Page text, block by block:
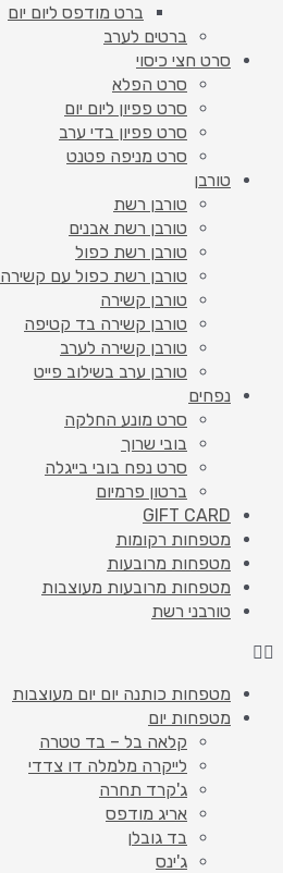
ברט מודפס ליום יום
ברטים לערב
סרט חצי כיסוי
סרט הפלא
סרט פפיון ליום יום
סרט פפיון בדי ערב
סרט מניפה פטנט
טורבן
טורבן רשת
טורבן רשת אבנים
טורבן רשת כפול
טורבן רשת כפול עם קשירה
טורבן קשירה
טורבן קשירה בד קטיפה
טורבן קשירה לערב
טורבן ערב בשילוב פייט
נפחים
סרט מונע החלקה
בובי שרוך
סרט נפח בובי בייגלה
ברטון פרמיום
GIFT CARD
מטפחות רקומות
מטפחות מרובעות
מטפחות מרובעות מעוצבות
טורבני רשת
מטפחות כותנה יום יום מעוצבות
מטפחות יום
קלאה בל – בד טטרה
לייקרה מלמלה דו צדדי
ג'קרד תחרה
אריג מודפס
בד גובלן
ג'ינס